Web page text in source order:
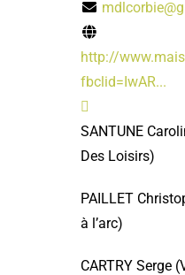
http://
fbclid=IwAR...
SANTUNE
Des Loisirs)
PAILLET
à l’arc)
CARTRY Serge